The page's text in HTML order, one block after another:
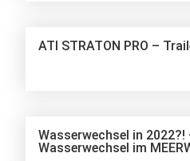
ATI STRATON PRO –
Wasserwechsel in 2022?!
Wasserwechsel im